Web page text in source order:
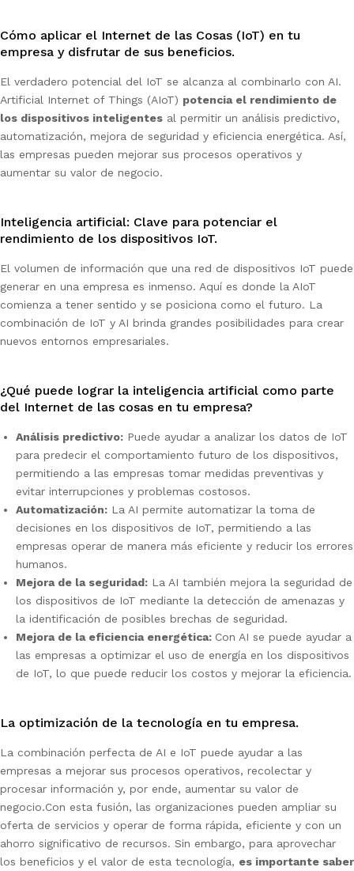
Cómo aplicar el Internet de las Cosas (IoT) en tu
empresa y disfrutar de sus beneficios.
El verdadero potencial del IoT se alcanza al combinarlo con AI.
Artificial Internet of Things (AIoT) potencia el rendimiento de
los dispositivos inteligentes al permitir un análisis predictivo,
automatización, mejora de seguridad y eficiencia energética. Así,
las empresas pueden mejorar sus procesos operativos y
aumentar su valor de negocio.
Inteligencia artificial: Clave para potenciar el
rendimiento de los dispositivos IoT.
El volumen de información que una red de dispositivos IoT puede
generar en una empresa es inmenso. Aquí es donde la AIoT
comienza a tener sentido y se posiciona como el futuro. La
combinación de IoT y AI brinda grandes posibilidades para crear
nuevos entornos empresariales.
¿Qué puede lograr la inteligencia artificial como parte
del Internet de las cosas en tu empresa?
Análisis predictivo: Puede ayudar a analizar los datos de IoT
para predecir el comportamiento futuro de los dispositivos,
permitiendo a las empresas tomar medidas preventivas y
evitar interrupciones y problemas costosos.
Automatización: La AI permite automatizar la toma de
decisiones en los dispositivos de IoT, permitiendo a las
empresas operar de manera más eficiente y reducir los errores
humanos.
Mejora de la seguridad: La AI también mejora la seguridad de
los dispositivos de IoT mediante la detección de amenazas y
la identificación de posibles brechas de seguridad.
Mejora de la eficiencia energética: Con AI se puede ayudar a
las empresas a optimizar el uso de energía en los dispositivos
de IoT, lo que puede reducir los costos y mejorar la eficiencia.
La optimización de la tecnología en tu empresa.
La combinación perfecta de AI e IoT puede ayudar a las
empresas a mejorar sus procesos operativos, recolectar y
procesar información y, por ende, aumentar su valor de
negocio.Con esta fusión, las organizaciones pueden ampliar su
oferta de servicios y operar de forma rápida, eficiente y con un
ahorro significativo de recursos. Sin embargo, para aprovechar
los beneficios y el valor de esta tecnología, es importante saber